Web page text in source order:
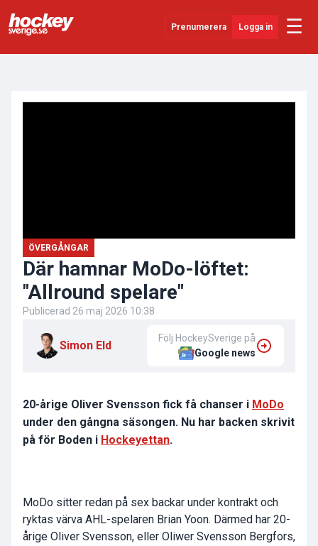
Prenumerera Logga in ☰
ÖVERGÅNGAR
Där hamnar MoDo-löftet:
"Allround spelare"
Publicerad 26 maj 2026 10:38
Simon Eld
Följ HockeySverige på
Google news
20-årige Oliver Svensson fick få chanser i MoDo
under den gångna säsongen. Nu har backen skrivit
på för Boden i Hockeyettan.
MoDo sitter redan på sex backar under kontrakt och
ryktas värva AHL-spelaren Brian Yoon. Därmed har 20-
årige Oliver Svensson, eller Oliwer Svensson Bergfors,